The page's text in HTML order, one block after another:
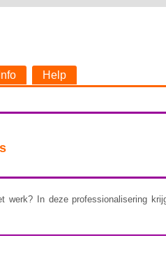
Info Help
werk? In deze professionalisering